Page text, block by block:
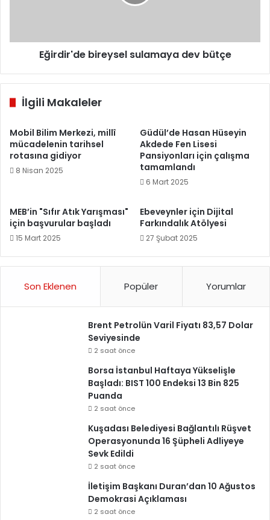
Eğirdir'de bireysel sulamaya dev bütçe
İlgili Makaleler
Mobil Bilim Merkezi, millî
mücadelenin tarihsel
rotasına gidiyor
8 Nisan 2025
Güdül’de Hasan Hüseyin
Akdede Fen Lisesi
Pansiyonları için çalışma
tamamlandı
6 Mart 2025
MEB’in "Sıfır Atık Yarışması"
için başvurular başladı
15 Mart 2025
Ebeveynler için Dijital
Farkındalık Atölyesi
27 Şubat 2025
Son Eklenen Popüler Yorumlar
Brent Petrolün Varil Fiyatı 83,57 Dolar
Seviyesinde
2 saat önce
Borsa İstanbul Haftaya Yükselişle
Başladı: BIST 100 Endeksi 13 Bin 825
Puanda
2 saat önce
Kuşadası Belediyesi Bağlantılı Rüşvet
Operasyonunda 16 Şüpheli Adliyeye
Sevk Edildi
2 saat önce
İletişim Başkanı Duran’dan 10 Ağustos
Demokrasi Açıklaması
2 saat önce